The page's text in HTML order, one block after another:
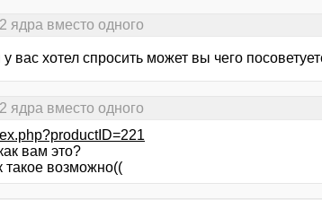
ядра вместо одного
вас хотел спросить может вы чего
ядра вместо одного
вам это?
такое возможно((